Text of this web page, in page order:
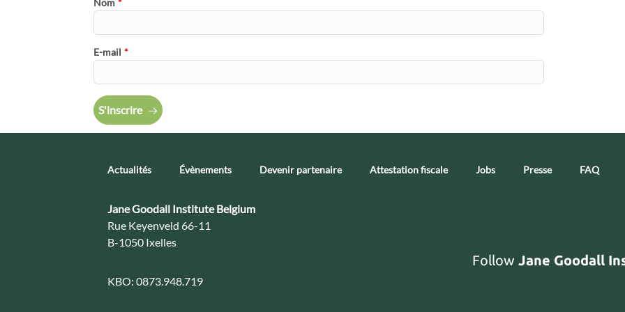
Nom *
E-mail *
S'inscrire
Actualités Évènements Devenir partenaire Attestation fiscale Jobs Presse FAQ
Contact:
Jane Goodall Institute Belgium
Adresse:
Rue Keyenveld 66-11
B-1050 Ixelles
KBO: 0873.948.719
FollowJane Goodall